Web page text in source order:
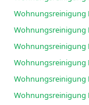
Wohnungsreinigung
Wohnungsreinigung
Wohnungsreinigung
Wohnungsreinigung
Wohnungsreinigung
Wohnungsreinigung